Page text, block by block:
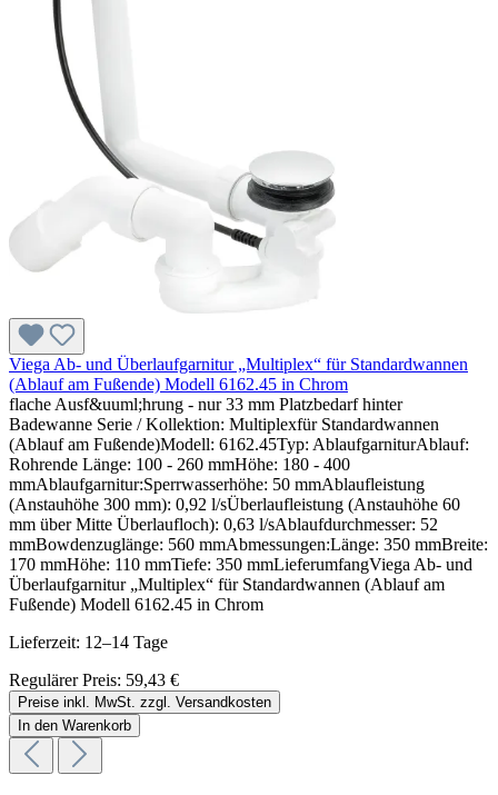
Viega Ab- und Überlaufgarnitur „Multiplex“ für Standardwannen
(Ablauf am Fußende) Modell 6162.45 in Chrom
flache Ausf&uuml;hrung - nur 33 mm Platzbedarf hinter
Badewanne Serie / Kollektion: Multiplexfür Standardwannen
(Ablauf am Fußende)Modell: 6162.45Typ: AblaufgarniturAblauf:
Rohrende Länge: 100 - 260 mmHöhe: 180 - 400
mmAblaufgarnitur:Sperrwasserhöhe: 50 mmAblaufleistung
(Anstauhöhe 300 mm): 0,92 l/sÜberlaufleistung (Anstauhöhe 60
mm über Mitte Überlaufloch): 0,63 l/sAblaufdurchmesser: 52
mmBowdenzuglänge: 560 mmAbmessungen:Länge: 350 mmBreite:
170 mmHöhe: 110 mmTiefe: 350 mmLieferumfangViega Ab- und
Überlaufgarnitur „Multiplex“ für Standardwannen (Ablauf am
Fußende) Modell 6162.45 in Chrom
Lieferzeit: 12–14 Tage
Regulärer Preis: 59,43 €
Preise inkl. MwSt. zzgl. Versandkosten
In den Warenkorb